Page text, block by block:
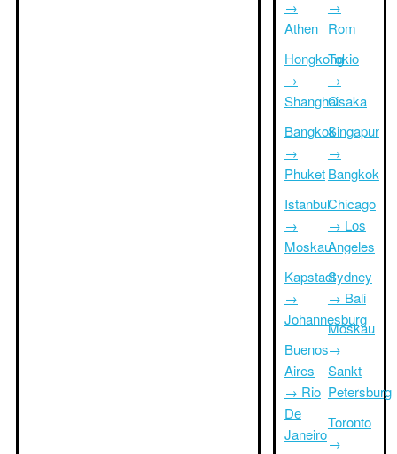
→
Athen
Hongkong
→
Shanghai
Bangkok
→
Phuket
Istanbul
→
Moskau
Kapstadt
→
Johannesburg
Buenos
Aires
→ Rio
De
Janeiro
→
Rom
Tokio
→
Osaka
Singapur
→
Bangkok
Chicago
→ Los
Angeles
Sydney
→ Bali
Moskau
→
Sankt
Petersburg
Toronto
→